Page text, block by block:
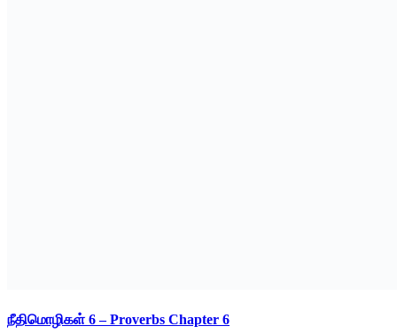
நீதிமொழிகள் 6 – Proverbs Chapter 6